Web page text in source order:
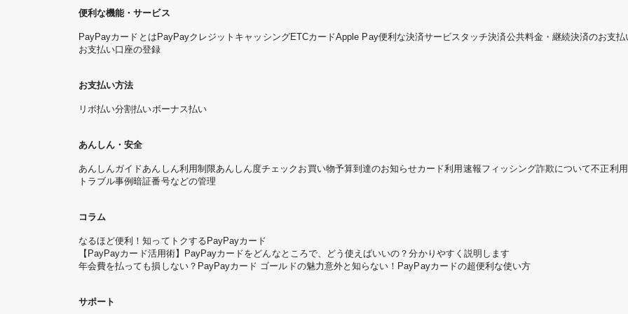
便利な機能・サービス
PayPayカードとは PayPayクレジット キャッシングETCカードApple Pay便利な決済サービスタッチ決済公共料金・継続決済のお支払
お支払い口座の登録
お支払い方法
リボ払い分割払いボーナス払い
あんしん・安全
あんしんガイドあんしん利用制限あんしん度チェック お買い物予算到達のお知らせカード利用速報フィッシング詐欺について不正利
トラブル事例暗証番号などの管理
コラム
なるほど便利！知ってトクするPayPayカード
【PayPayカード活用術】PayPayカードをどんなところで、どう使えばいいの？分かりやすく説明します
年会費を払っても損しない？PayPayカード ゴールドの魅力意外と知らない！PayPayカードの超便利な使い方
サポート